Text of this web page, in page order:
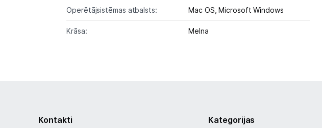
Operētājsistēmas atbalsts: Mac OS,Microsoft Windows
Krāsa: Melna
Kontakti Kategorijas